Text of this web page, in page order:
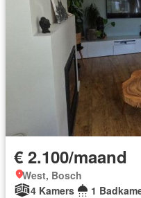
€ 2.100/maand
West, Bosch
4 Kamers
1